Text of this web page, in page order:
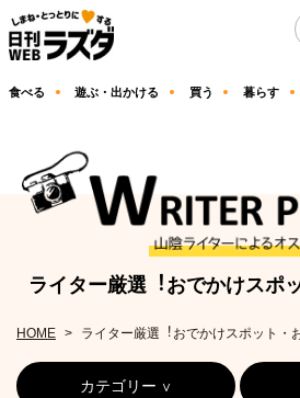
食べる 遊ぶ・出かける 買う 暮らす
ライター厳選︕おでかけスポ
HOME ライター厳選︕おでかけスポット・
カテゴリー